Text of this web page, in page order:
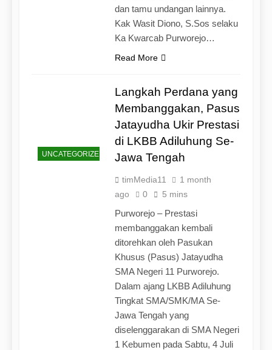
dan tamu undangan lainnya.
Kak Wasit Diono, S.Sos selaku
Ka Kwarcab Purworejo…
Read More
UNCATEGORIZED
Langkah Perdana yang
Membanggakan, Pasus
Jatayudha Ukir Prestasi
di LKBB Adiluhung Se-
Jawa Tengah
timMedia11
1 month
ago
0 5 mins
Purworejo – Prestasi
membanggakan kembali
ditorehkan oleh Pasukan
Khusus (Pasus) Jatayudha
SMA Negeri 11 Purworejo.
Dalam ajang LKBB Adiluhung
Tingkat SMA/SMK/MA Se-
Jawa Tengah yang
diselenggarakan di SMA Negeri
1 Kebumen pada Sabtu, 4 Juli